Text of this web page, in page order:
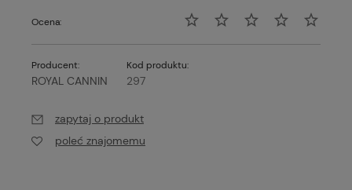
Ocena:
Producent:
ROYAL CANNIN
Kod produktu:
297
zapytaj o produkt
poleć znajomemu